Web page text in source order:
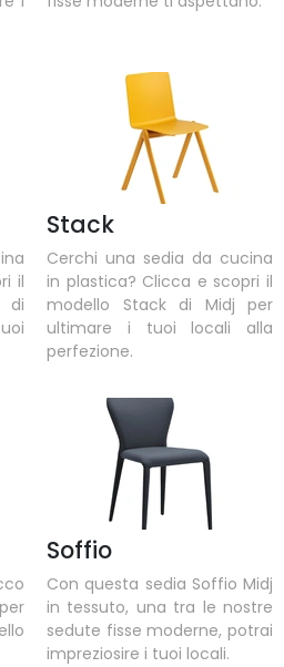
il
di
Stack
Cerchi una sedia da cucina
in plastica? Clicca e scopri il
modello Stack di Midj per
ultimare i tuoi locali alla
perfezione.
Soffio
Con questa sedia Soffio Midj
in tessuto, una tra le nostre
sedute fisse moderne, potrai
impreziosire i tuoi locali.